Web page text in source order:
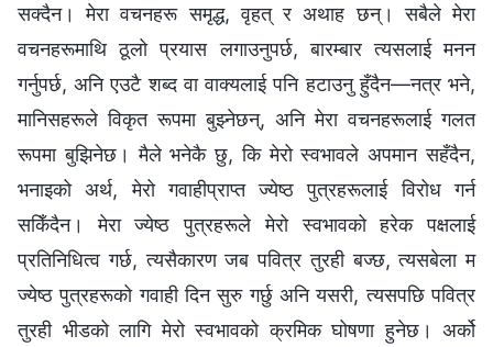
सक्दैन। मेरा वचनहरू समृद्ध, वृहत् र अथाह छन्। सबैले मेरा
वचनहरूमाथि ठूलो प्रयास लगाउनुपर्छ, बारम्बार त्यसलाई मनन
गर्नुपर्छ, अनि एउटै शब्द वा वाक्यलाई पनि हटाउनु हुँदैन—नत्र भने,
मानिसहरूले विकृत रूपमा बुझ्‍नेछन्, अनि मेरा वचनहरूलाई गलत
रूपमा बुझिनेछ। मैले भनेकै छु, कि मेरो स्वभावले अपमान सहँदैन,
भनाइको अर्थ, मेरो गवाहीप्राप्त ज्येष्ठ पुत्रहरूलाई विरोध गर्न
सकिँदैन। मेरा ज्येष्ठ पुत्रहरूले मेरो स्वभावको हरेक पक्षलाई
प्रतिनिधित्व गर्छ, त्यसैकारण जब पवित्र तुरही बज्छ, त्यसबेला म
ज्येष्ठ पुत्रहरूको गवाही दिन सुरु गर्छु अनि यसरी, त्यसपछि पवित्र
तुरही भीडको लागि मेरो स्वभावको क्रमिक घोषणा हुनेछ। अर्को